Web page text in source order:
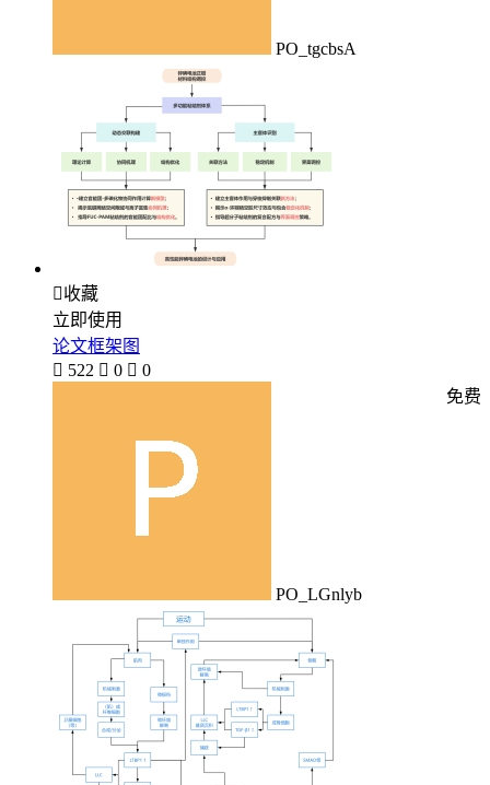
PO_tgcbsA
收藏
立即使用
论文框架图
 522  0  0
PO_LGnlyb
免费